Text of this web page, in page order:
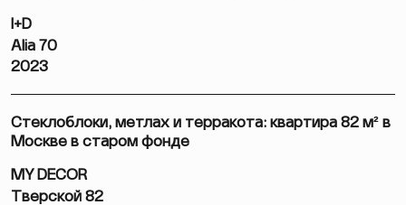
I+D
Alia 70
2023
Стеклоблоки, метлах и терракота: квартира 82 м² в
Москве в старом фонде
MY DECOR
Тверской 82